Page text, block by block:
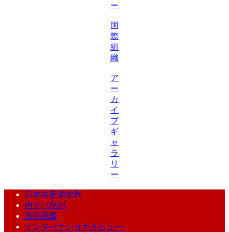
ー
国
際
組
織
ア
ー
カ
イ
ブ
ギ
ャ
ラ
リ
ー
日本共産党批判
内ゲバ批判
青年同盟
インターナショナルビュー